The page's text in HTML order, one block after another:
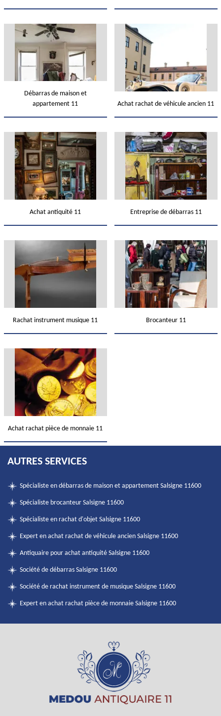
Débarras de maison et
appartement 11
Achat rachat de véhicule ancien 11
Achat antiquité 11 Entreprise de débarras 11
Rachat instrument musique 11 Brocanteur 11
Achat rachat pièce de monnaie 11
AUTRES SERVICES
Spécialiste en débarras de maison et appartement Salsigne 11600
Spécialiste brocanteur Salsigne 11600
Spécialiste en rachat d'objet Salsigne 11600
Expert en achat rachat de véhicule ancien Salsigne 11600
Antiquaire pour achat antiquité Salsigne 11600
Société de débarras Salsigne 11600
Société de rachat instrument de musique Salsigne 11600
Expert en achat rachat pièce de monnaie Salsigne 11600